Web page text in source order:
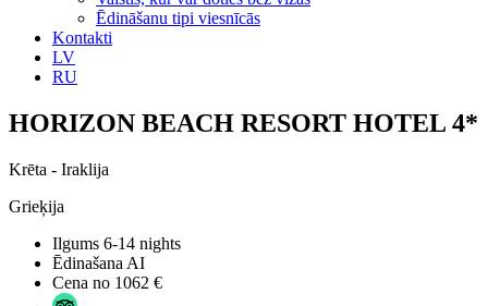
Ēdināšanu tipi viesnīcās
Kontakti
LV
RU
HORIZON BEACH RESORT HOTEL 4*
Krēta - Iraklija
Grieķija
Ilgums 6-14 nights
Ēdinašana AI
Cena no 1062 €